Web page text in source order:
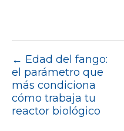
← Edad del fango:
el parámetro que
más condiciona
cómo trabaja tu
reactor biológico